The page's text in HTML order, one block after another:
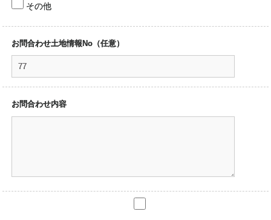
その他
お問合わせ土地情報No（任意）
お問合わせ内容